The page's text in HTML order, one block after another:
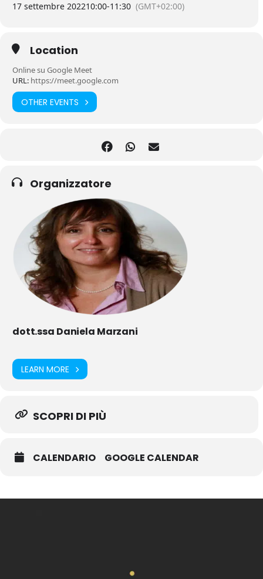
17 settembre 202210:00-11:30 (GMT+02:00)
Location
Online su Google Meet
URL: https://meet.google.com
OTHER EVENTS
Organizzatore
dott.ssa Daniela Marzani
LEARN MORE
SCOPRI DI PIÙ
CALENDARIO GOOGLE CALENDAR